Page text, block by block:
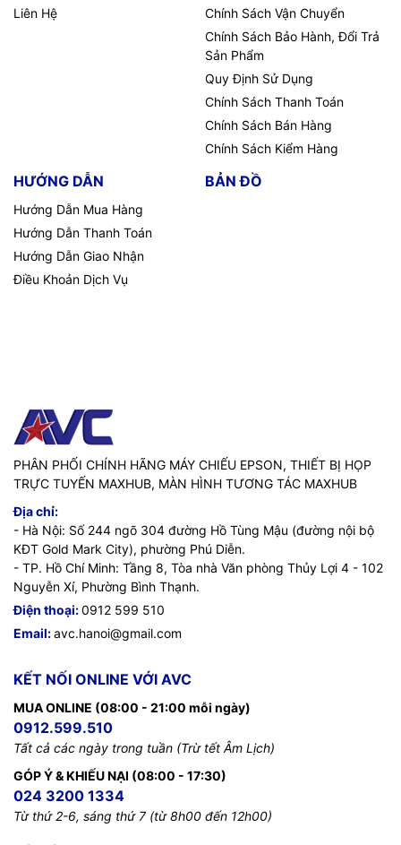
Liên Hệ
Chính Sách Vận Chuyển
Chính Sách Bảo Hành, Đổi Trả
Sản Phẩm
Quy Định Sử Dụng
Chính Sách Thanh Toán
Chính Sách Bán Hàng
Chính Sách Kiểm Hàng
HƯỚNG DẪN
Hướng Dẫn Mua Hàng
Hướng Dẫn Thanh Toán
Hướng Dẫn Giao Nhận
Điều Khoản Dịch Vụ
BẢN ĐỒ
PHÂN PHỐI CHÍNH HÃNG MÁY CHIẾU EPSON, THIẾT BỊ HỌP
TRỰC TUYẾN MAXHUB, MÀN HÌNH TƯƠNG TÁC MAXHUB
Địa chỉ:
- Hà Nội: Số 244 ngõ 304 đường Hồ Tùng Mậu (đường nội bộ
KĐT Gold Mark City), phường Phú Diễn.
- TP. Hồ Chí Minh: Tầng 8, Tòa nhà Văn phòng Thủy Lợi 4 - 102
Nguyễn Xí, Phường Bình Thạnh.
Điện thoại:0912 599 510
Email:avc.hanoi@gmail.com
KẾT NỐI ONLINE VỚI AVC
MUA ONLINE (08:00 - 21:00 mỗi ngày)
0912.599.510
Tất cả các ngày trong tuần (Trừ tết Âm Lịch)
GÓP Ý & KHIẾU NẠI (08:00 - 17:30)
024 3200 1334
Từ thứ 2-6, sáng thứ 7 (từ 8h00 đến 12h00)